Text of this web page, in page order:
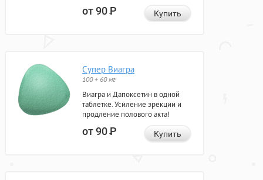
от 90Р Купить
Супер Виагра
100 + 60 мг
Виагра и Дапоксетин в одной
таблетке. Усиление эрекции и
продление полового акта!
от 90Р Купить